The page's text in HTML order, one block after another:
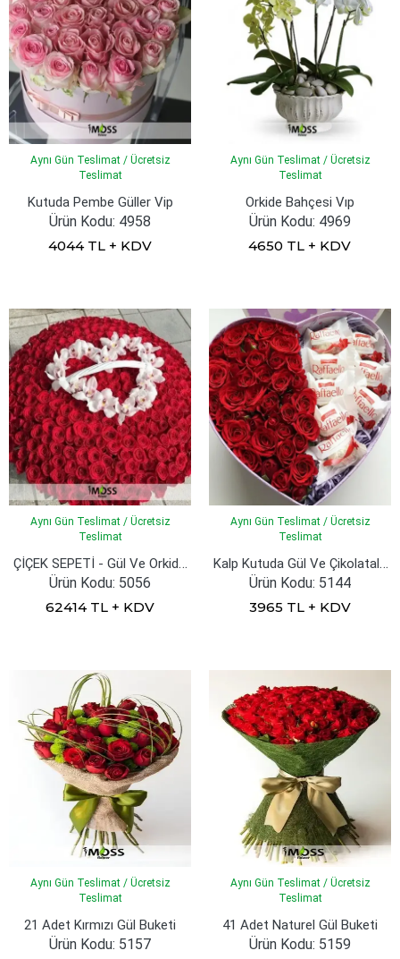
Aynı Gün Teslimat / Ücretsiz
Teslimat
Kutuda Pembe Güller Vip
Ürün Kodu: 4958
4044 TL + KDV
Aynı Gün Teslimat / Ücretsiz
Teslimat
Orkide Bahçesi Vıp
Ürün Kodu: 4969
4650 TL + KDV
Aynı Gün Teslimat / Ücretsiz
Teslimat
ÇİÇEK SEPETİ - Gül Ve Orkideler
Ürün Kodu: 5056
62414 TL + KDV
Aynı Gün Teslimat / Ücretsiz
Teslimat
Kalp Kutuda Gül Ve Çikolatalar
Ürün Kodu: 5144
3965 TL + KDV
Aynı Gün Teslimat / Ücretsiz
Teslimat
21 Adet Kırmızı Gül Buketi
Ürün Kodu: 5157
Aynı Gün Teslimat / Ücretsiz
Teslimat
41 Adet Naturel Gül Buketi
Ürün Kodu: 5159